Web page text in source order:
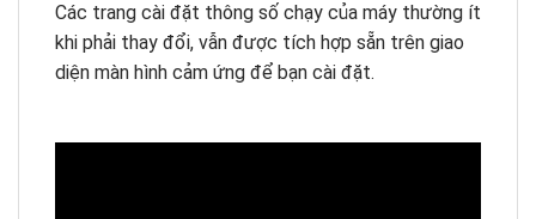
Các trang cài đặt thông số chạy của máy thường ít
khi phải thay đổi, vẫn được tích hợp sẵn trên giao
diện màn hình cảm ứng để bạn cài đặt.